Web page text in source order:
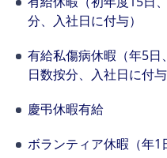
分、入社日に付与）
有給私傷病休暇（年5日
日数按分、入社日に付与
慶弔休暇有給
ボランティア休暇（年1